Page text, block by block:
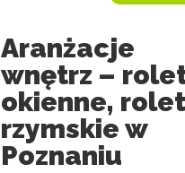
Aranżacje
wnętrz –
okienne,
rzymskie w
Poznaniu